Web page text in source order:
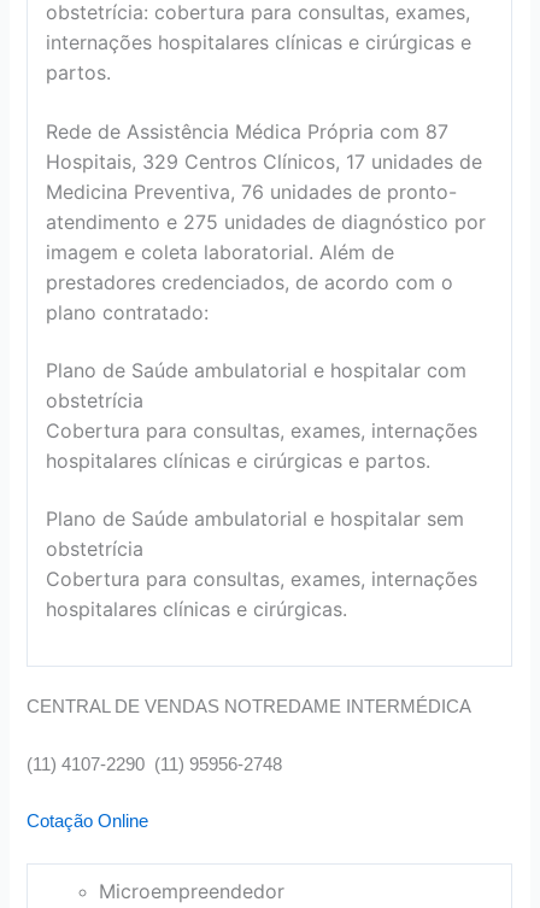
obstetrícia: cobertura para consultas, exames,
internações hospitalares clínicas e cirúrgicas e
partos.
Rede de Assistência Médica Própria com 87
Hospitais, 329 Centros Clínicos, 17 unidades de
Medicina Preventiva, 76 unidades de pronto-
atendimento e 275 unidades de diagnóstico por
imagem e coleta laboratorial. Além de
prestadores credenciados, de acordo com o
plano contratado:
Plano de Saúde ambulatorial e hospitalar com
obstetrícia
Cobertura para consultas, exames, internações
hospitalares clínicas e cirúrgicas e partos.
Plano de Saúde ambulatorial e hospitalar sem
obstetrícia
Cobertura para consultas, exames, internações
hospitalares clínicas e cirúrgicas.
CENTRAL DE VENDAS NOTREDAME INTERMÉDICA
(11) 4107-2290 (11) 95956-2748
Cotação Online
Microempreendedor